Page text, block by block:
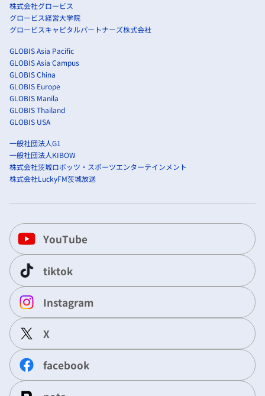
株式会社グロービス
グロービス経営大学院
グロービスキャピタルパートナーズ株式会社
GLOBIS Asia Pacific
GLOBIS Asia Campus
GLOBIS China
GLOBIS Europe
GLOBIS Manila
GLOBIS Thailand
GLOBIS USA
一般社団法人G1
一般社団法人KIBOW
株式会社茨城ロボッツ・スポーツエンターテインメント
株式会社LuckyFM茨城放送
YouTube
tiktok
Instagram
X
facebook